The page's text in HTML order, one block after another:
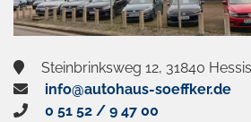
Steinbrinksweg 12, 31840
info@autohaus-soeffker.de
0 51 52 / 9 47 00